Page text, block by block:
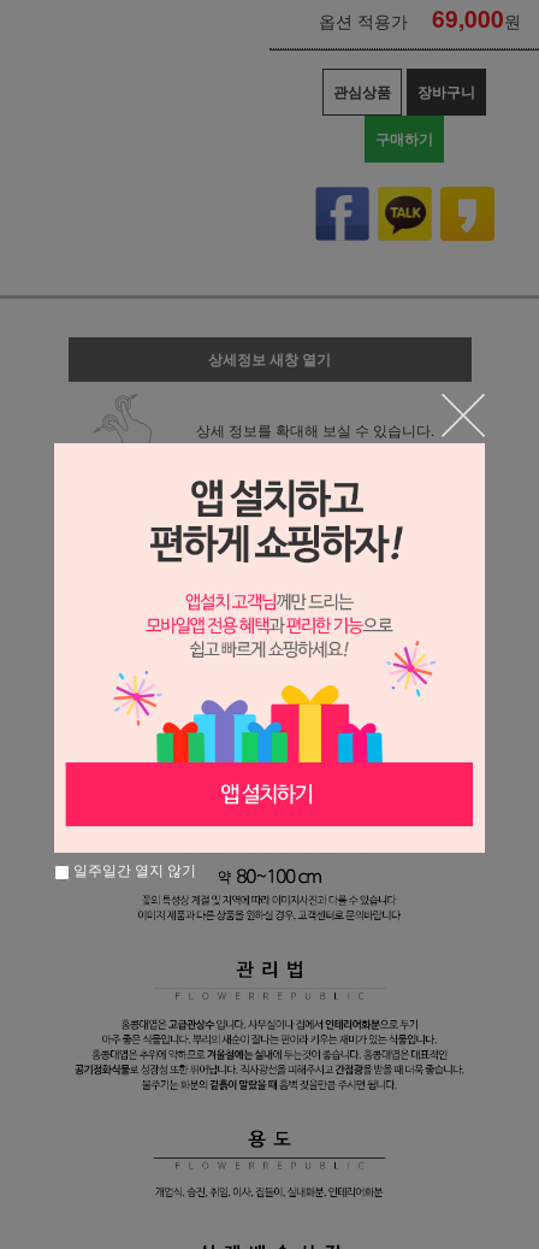
옵션 적용가 69,000원
관심상품 장바구니
구매하기
상세정보 새창 열기
상세 정보를 확대해 보실 수 있습니다.
일주일간 열지 않기